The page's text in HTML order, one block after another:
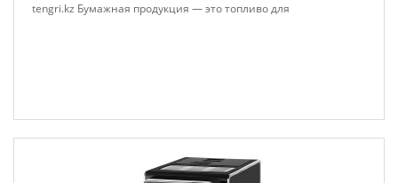
tengri.kz Бумажная продукция — это топливо для